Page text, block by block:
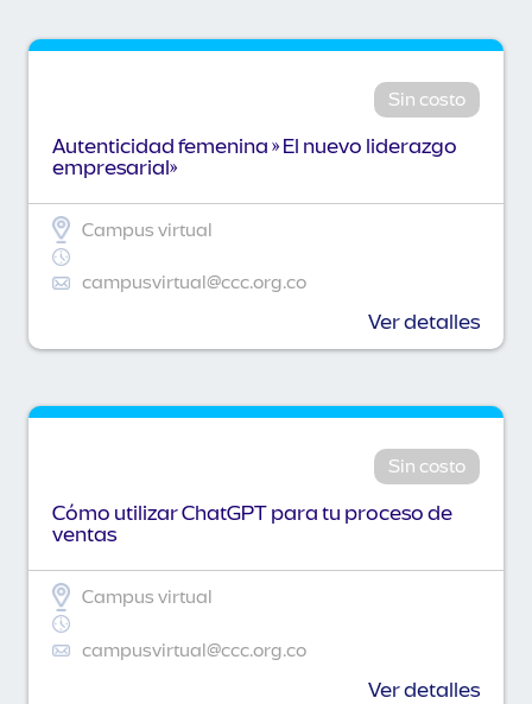
Sin costo
Autenticidad femenina » El nuevo liderazgo
empresarial»
Campus virtual
campusvirtual@ccc.org.co
Ver detalles
Sin costo
Cómo utilizar ChatGPT para tu proceso de
ventas
Campus virtual
campusvirtual@ccc.org.co
Ver detalles